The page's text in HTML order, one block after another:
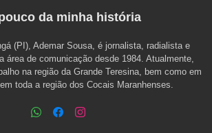
da minha história
(PI), Ademar Sousa, é jornalista, radialista e
área de comunicação desde 1984. Atualmente,
na região da Grande Teresina, bem como em
toda a região dos Cocais Maranhenses.